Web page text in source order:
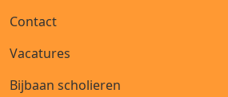
Contact
Vacatures
Bijbaan scholieren